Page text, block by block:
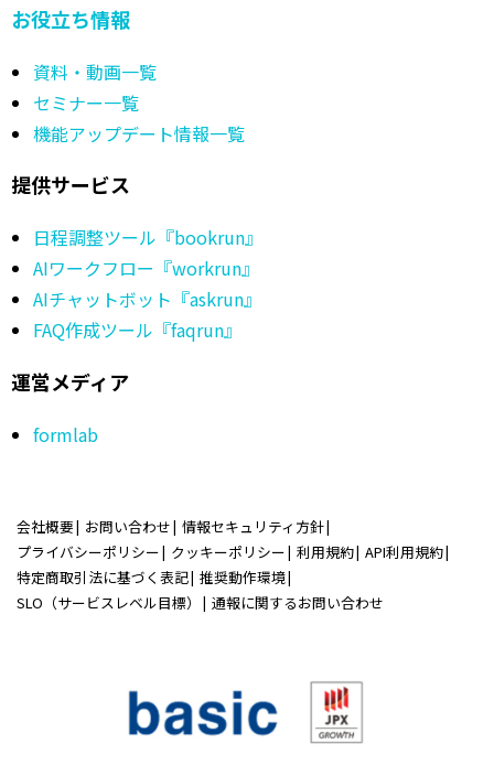
お役立ち情報
資料・動画一覧
セミナー一覧
機能アップデート情報一覧
提供サービス
日程調整ツール『bookrun』
AIワークフロー『workrun』
AIチャットボット『askrun』
FAQ作成ツール『faqrun』
運営メディア
formlab
会社概要 お問い合わせ 情報セキュリティ方針
プライバシーポリシー
クッキーポリシー 利用規約 API利用規約
特定商取引法に基づく表記 推奨動作環境
SLO（サービスレベル目標）
通報に関するお問い合わせ